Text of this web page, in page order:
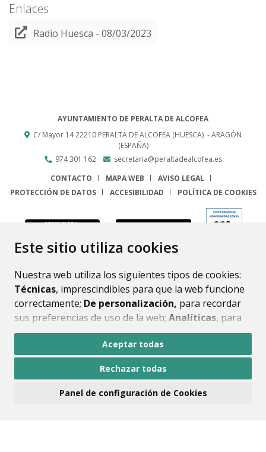
Este sitio utiliza cookies
Nuestra web utiliza los siguientes tipos de cookies:
Técnicas, imprescindibles para que la web funcione
correctamente; De personalización, para recordar
sus preferencias de uso de la web; Analíticas, para
mejorar el funcionamiento de la web y sus servicios.
Si acepta pulsando el botón“Aceptar todas”
consideramos que acepta su uso. Si pulsa el botón
ninguna acción, se guardarán las cookies técnicas
Aceptar todas
Rechazar todas
Panel de configuración de Cookies
Enlaces
Radio Huesca - 08/03/2023
AYUNTAMIENTO DE PERALTA DE ALCOFEA
C/ Mayor 1422210 PERALTA DE ALCOFEA (HUESCA) - ARAGÓN
(ESPAÑA)
974 301 162
secretaria@peraltadealcofea.es
CONTACTO
MAPA WEB
AVISO LEGAL
PROTECCIÓN DE DATOS
ACCESIBILIDAD POLÍTICA DE COOKIES